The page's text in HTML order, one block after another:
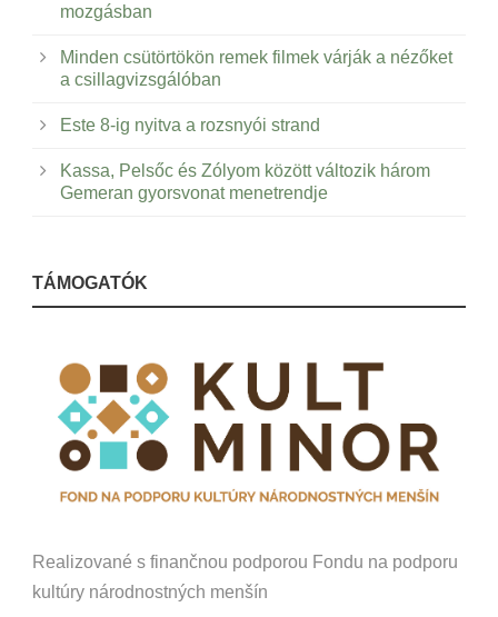
mozgásban
Minden csütörtökön remek filmek várják a nézőket
a csillagvizsgálóban
Este 8-ig nyitva a rozsnyói strand
Kassa, Pelsőc és Zólyom között változik három
Gemeran gyorsvonat menetrendje
TÁMOGATÓK
Realizované s finančnou podporou Fondu na podporu
kultúry národnostných menšín